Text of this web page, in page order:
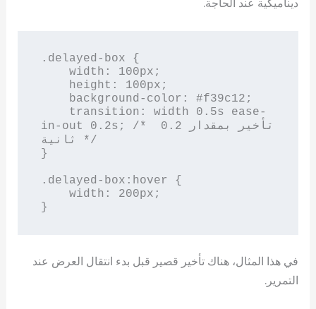
.delayed-box {
in-out 0.2s; /* تأخير بمقدار 0.2
ثانية */
}
.delayed-box:hover {
}
في هذا المثال، هناك تأخير قصير قبل بدء انتقال العرض عند
التمرير.